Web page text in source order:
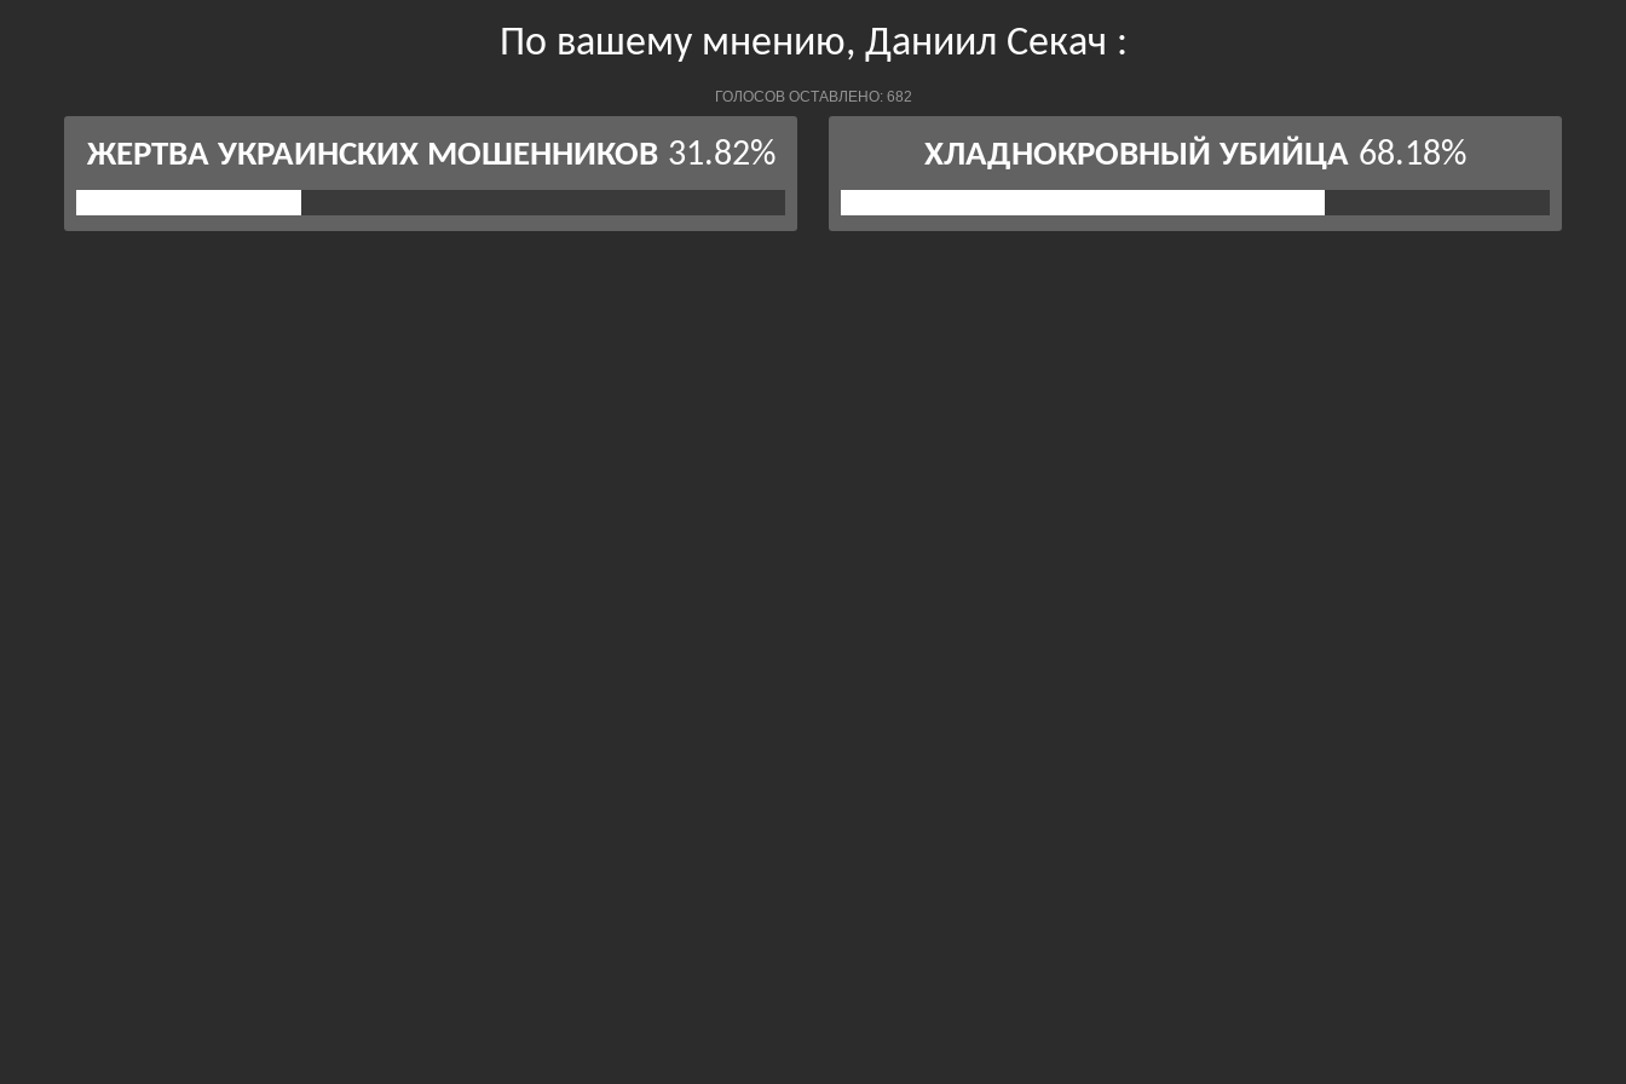
По вашему мнению, Даниил Секач :
ГОЛОСОВ ОСТАВЛЕНО: 682
ЖЕРТВА УКРАИНСКИХ МОШЕННИКОВ 31.82% ХЛАДНОКРОВНЫЙ УБИЙЦА 68.18%